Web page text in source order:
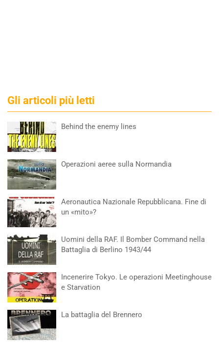
Gli articoli più letti
Behind the enemy lines
Operazioni aeree sulla Normandia
Aeronautica Nazionale Repubblicana. Fine di
un «mito»?
Uomini della RAF. Il Bomber Command nella
Battaglia di Berlino 1943/44
Incenerire Tokyo. Le operazioni Meetinghouse
e Starvation
La battaglia del Brennero